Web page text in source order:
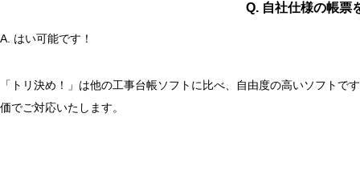
Q. 自社仕様の帳票
A. はい可能です！
「トリ決め！」は他の工事台帳ソフトに比べ、自由度の高いソフト
価でご対応いたします。